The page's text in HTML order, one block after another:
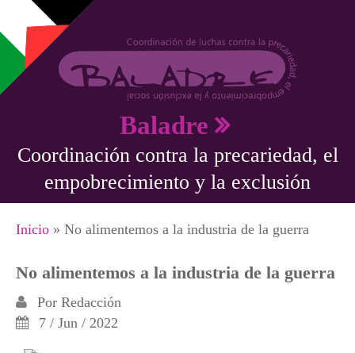
Pasar al contenido principal
Baladre
Coordinación contra la precariedad, el
empobrecimiento y la exclusión
Se encuentra usted aquí
Inicio » No alimentemos a la industria de la guerra
No alimentemos a la industria de la guerra
Por Redacción
7 / Jun / 2022